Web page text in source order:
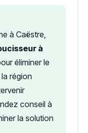
à Caëstre,
à
éliminer le
région
conseil à
la solution